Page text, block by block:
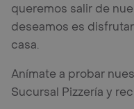
queremos salir de
deseamos es
casa.
Anímate a probar
Sucursal Pizzería y